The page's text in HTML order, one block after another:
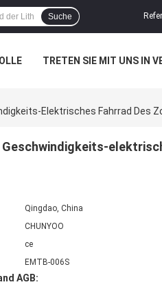
Suche
TRETEN SIE MIT UNS IN
Elektrisches Fahrrad Des
Qingdao, China
CHUNYOO
ce
EMTB-006S
AGB: